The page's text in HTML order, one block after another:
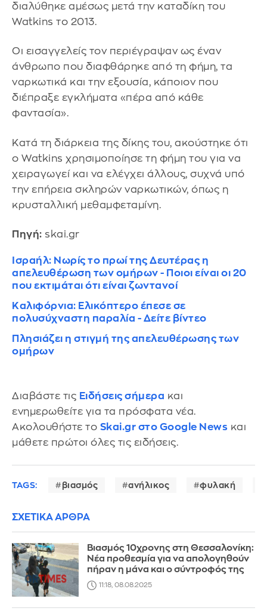
διαλύθηκε αμέσως μετά την καταδίκη του
Watkins το 2013.
Οι εισαγγελείς τον περιέγραψαν ως έναν
άνθρωπο που διαφθάρηκε από τη φήμη, τα
ναρκωτικά και την εξουσία, κάποιον που
διέπραξε εγκλήματα «πέρα από κάθε
φαντασία».
Κατά τη διάρκεια της δίκης του, ακούστηκε ότι
ο Watkins χρησιμοποίησε τη φήμη του για να
χειραγωγεί και να ελέγχει άλλους, συχνά υπό
την επήρεια σκληρών ναρκωτικών, όπως η
κρυσταλλική μεθαμφεταμίνη.
Πηγή: skai.gr
Ισραήλ: Νωρίς το πρωί της Δευτέρας η
απελευθέρωση των ομήρων - Ποιοι είναι οι 20
που εκτιμάται ότι είναι ζωντανοί
Καλιφόρνια: Ελικόπτερο έπεσε σε
πολυσύχναστη παραλία - Δείτε βίντεο
Πλησιάζει η στιγμή της απελευθέρωσης των
ομήρων
Διαβάστε τις Ειδήσεις σήμερα και
ενημερωθείτε για τα πρόσφατα νέα.
Ακολουθήστε το Skai.gr στο Google News και
μάθετε πρώτοι όλες τις ειδήσεις.
TAGS: βιασμός ανήλικος φυλακή
ΣΧΕΤΙΚΑ ΑΡΘΡΑ
Βιασμός 10χρονης στη Θεσσαλονίκη:
Νέα προθεσμία για να απολογηθούν
πήραν η μάνα και ο σύντροφός της
11:18, 08.08.2025